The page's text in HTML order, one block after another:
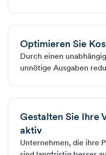
Optimieren Sie
Durch einen
unnötige Ausgaben
Gestalten Sie Ihre
aktiv
Unternehmen, die ihre